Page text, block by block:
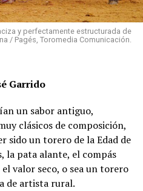
y perfectamente estructurada de
/ Pagés, Toromedia Comunicación.
Garrido
un sabor antiguo,
clásicos de composición,
sido un torero de la Edad de
la pata alante, el compás
valor seco, o sea un torero
de artista rural.